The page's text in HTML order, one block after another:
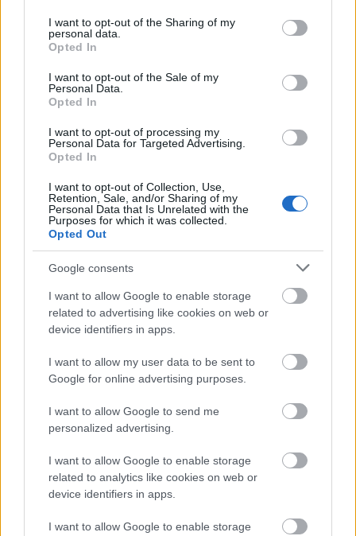
not limited to your visit or usage behaviour. You may click to
grant or deny consent to Google and its third-party tags to
use your data for below specified purposes in below Google
consent section.
I want to opt-out of the Sharing of my
personal data.
Opted In
I want to opt-out of the Sale of my
Personal Data.
Opted In
I want to opt-out of processing my
Personal Data for Targeted Advertising.
Opted In
I want to opt-out of Collection, Use,
Retention, Sale, and/or Sharing of my
Personal Data that Is Unrelated with the
Purposes for which it was collected.
Opted Out
Google consents
I want to allow Google to enable storage
related to advertising like cookies on web or
device identifiers in apps.
I want to allow my user data to be sent to
Google for online advertising purposes.
I want to allow Google to send me
personalized advertising.
I want to allow Google to enable storage
related to analytics like cookies on web or
device identifiers in apps.
I want to allow Google to enable storage
Bluntról, Lord Byron unokájáról kapta nevét.
számos más világhírű hangszer. Az alapítvány
elnöke, Kazuko Shiomi szerint: „Az összes,
fontos és kedves számunkra. De a Japánban
történt pusztulás után úgy éreztük,
áldozatot kell hozni azokért, akikeket ez a
katasztrófa sújtott.“
A legutóbbi rendőri jelentés alapján 14.704
ember halt meg és 10.969 tűnt el a márciusi
Forrás:BBC
Zene Aukció Hegedű Komolyzene